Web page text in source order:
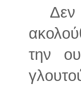
Δεν
την